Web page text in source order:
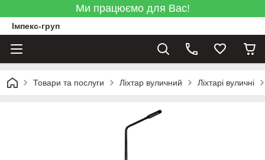
Ми працюємо для Вас!
Імпекс-груп
Товари та послуги Ліхтар вуличний Ліхтарі вуличні